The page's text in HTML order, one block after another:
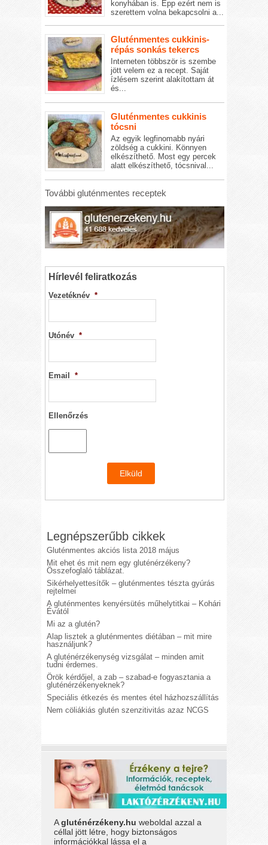
konyhában is. Épp ezért nem is
szerettem volna bekapcsolni a...
Gluténmentes cukkinis-
répás sonkás tekercs
Interneten többször is szembe
jött velem ez a recept. Saját
ízlésem szerint alakítottam át
és...
Gluténmentes cukkinis
tócsni
Az egyik legfinomabb nyári
zöldség a cukkini. Könnyen
elkészíthető. Most egy percek
alatt elkészíthető, tócsnival...
További gluténmentes receptek
Hírlevél feliratkozás
Vezetéknév *
Utónév *
Email *
Ellenőrzés
Legnépszerűbb cikkek
Gluténmentes akciós lista 2018 május
Mit ehet és mit nem egy gluténérzékeny?
Összefoglaló táblázat.
Sikérhelyettesítők – gluténmentes tészta gyúrás
rejtelmei
A gluténmentes kenyérsütés műhelytitkai – Kohári
Évától
Mi az a glutén?
Alap lisztek a gluténmentes diétában – mit mire
használjunk?
A gluténérzékenység vizsgálat – minden amit
tudni érdemes.
Örök kérdőjel, a zab – szabad-e fogyasztania a
gluténérzékenyeknek?
Speciális étkezés és mentes étel házhozszállítás
Nem cöliákiás glutén szenzitivitás azaz NCGS
Agluténérzékeny.hu weboldal azzal a
céllal jött létre, hogy biztonságos
információkkal lássa el a